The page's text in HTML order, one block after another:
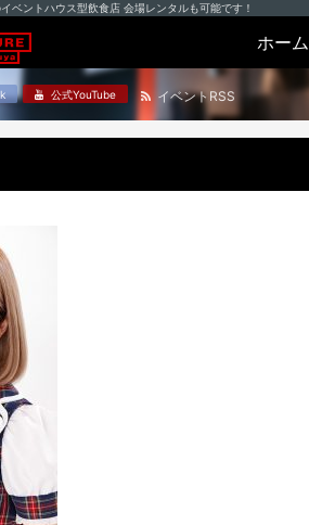
ベントハウス型飲食店 会場レンタルも可能です！
ホーム
公式YouTube イベントRSS